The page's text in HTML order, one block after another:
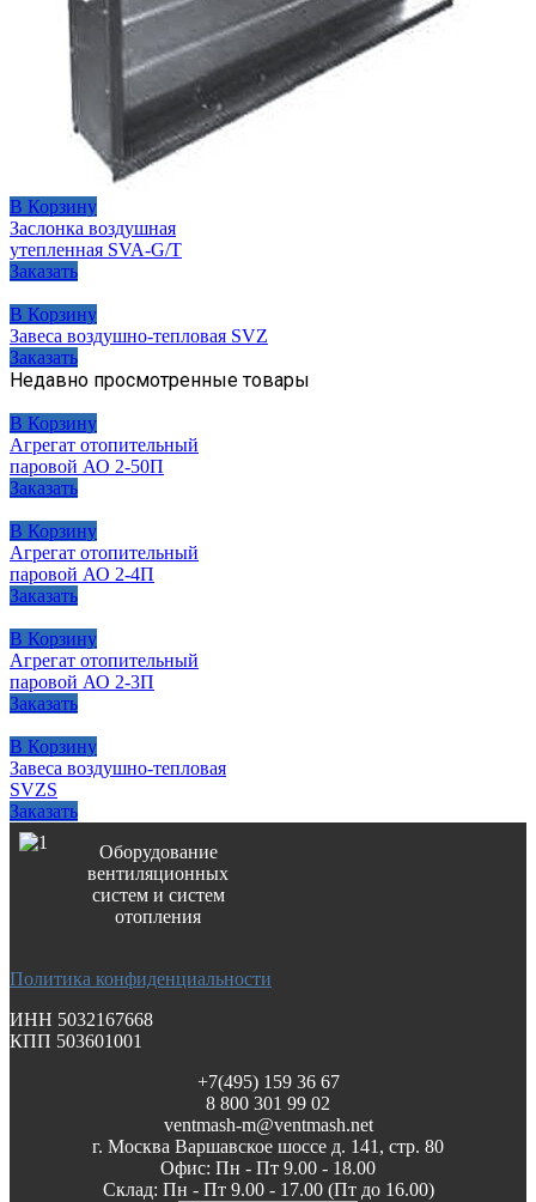
В Корзину
Заслонка воздушная
утепленная SVA-G/T
Заказать
В Корзину
Завеса воздушно-тепловая SVZ
Заказать
Недавно просмотренные товары
В Корзину
Агрегат отопительный
паровой АО 2-50П
Заказать
В Корзину
Агрегат отопительный
паровой АО 2-4П
Заказать
В Корзину
Агрегат отопительный
паровой АО 2-3П
Заказать
В Корзину
Завеса воздушно-тепловая
SVZS
Заказать
Оборудование
вентиляционных
систем и систем
отопления
Политика конфиденциальности
ИНН 5032167668
КПП 503601001
+7(495) 159 36 67
8 800 301 99 02
ventmash-m@ventmash.net
г. Москва Варшавское шоссе д. 141, стр. 80
Офис: Пн - Пт 9.00 - 18.00
Склад: Пн - Пт 9.00 - 17.00 (Пт до 16.00)